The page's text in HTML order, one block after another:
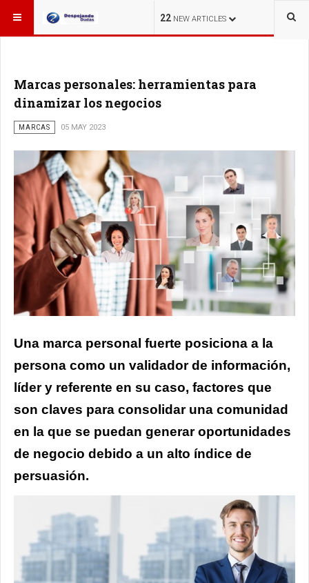
22 NEW ARTICLES
ESTÁ AQUÍ:
Marcas personales: herramientas para
dinamizar los negocios
MARCAS 05 MAY 2023
Una marca personal fuerte posiciona a la
persona como un validador de información,
líder y referente en su caso, factores que
son claves para consolidar una comunidad
en la que se puedan generar oportunidades
de negocio debido a un alto índice de
persuasión.